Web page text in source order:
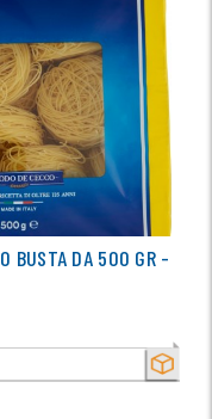
SECCO
BUSTA DA 500 GR -